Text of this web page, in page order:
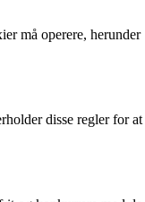
må operere, herunder
disse regler for at